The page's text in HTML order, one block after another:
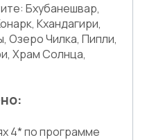
Бхубанешвар,
Кхандагири,
Озеро Чилка, Пипли,
Храм Солнца,
4* по программе